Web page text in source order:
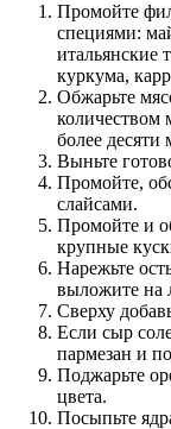
Промойте
специями:
итальянские
куркума,
Обжарьте
количеством
более десяти
Выньте
Промойте,
слайсами.
Промойте и
крупные
Нарежьте
выложите на
Сверху
Если сыр
пармезан и
Поджарьте
цвета.
Посыпьте